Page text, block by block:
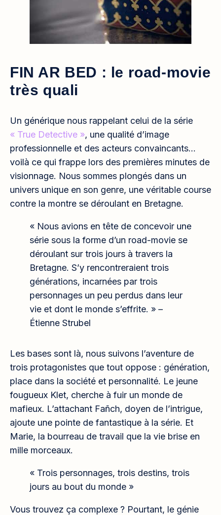
FIN AR BED : le road-movie
très quali
Un générique nous rappelant celui de la série
« True Detective », une qualité d’image
professionnelle et des acteurs convaincants…
voilà ce qui frappe lors des premières minutes de
visionnage. Nous sommes plongés dans un
univers unique en son genre, une véritable course
contre la montre se déroulant en Bretagne.
« Nous avions en tête de concevoir une
série sous la forme d’un road-movie se
déroulant sur trois jours à travers la
Bretagne. S’y rencontreraient trois
générations, incarnées par trois
personnages un peu perdus dans leur
vie et dont le monde s’effrite. » –
Étienne Strubel
Les bases sont là, nous suivons l’aventure de
trois protagonistes que tout oppose : génération,
place dans la société et personnalité. Le jeune
fougueux Klet, cherche à fuir un monde de
mafieux. L’attachant Fañch, doyen de l’intrigue,
ajoute une pointe de fantastique à la série. Et
Marie, la bourreau de travail que la vie brise en
mille morceaux.
« Trois personnages, trois destins, trois
jours au bout du monde »
Vous trouvez ça complexe ? Pourtant, le génie